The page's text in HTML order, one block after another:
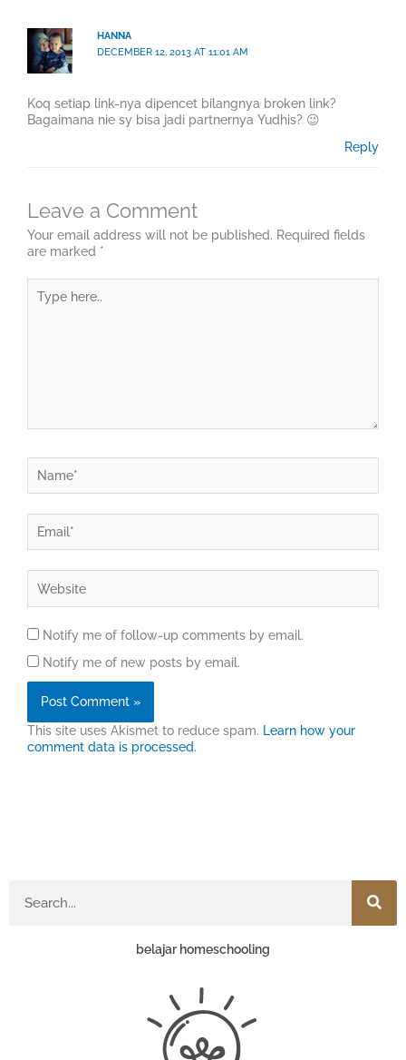
HANNA
DECEMBER 12, 2013 AT 11:01 AM
Koq setiap link-nya dipencet bilangnya broken link?
Bagaimana nie sy bisa jadi partnernya Yudhis? 😉
Reply
Leave a Comment
Your email address will not be published. Required fields
are marked *
here..
Notify me of follow-up comments by email.
Notify me of new posts by email.
This site uses Akismet to reduce spam. Learn how your
comment data is processed.
belajar homeschooling